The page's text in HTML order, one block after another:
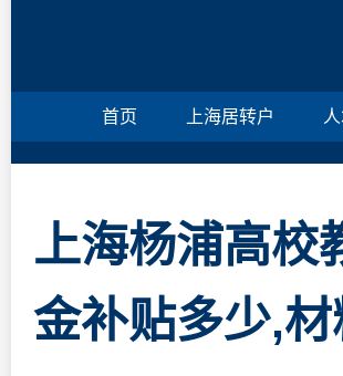
首页 上海居转户
上海杨浦高校
金补贴多少,